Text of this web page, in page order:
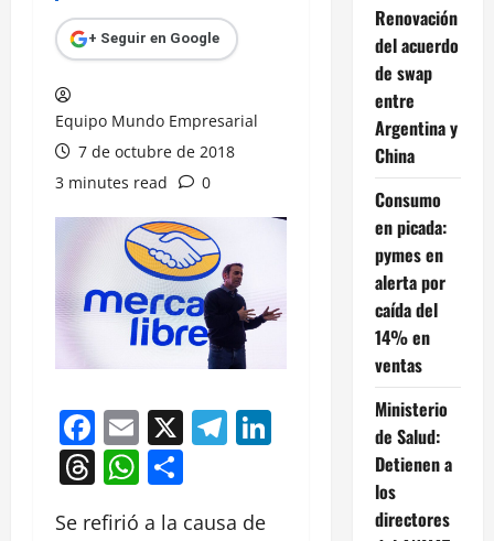
+ Seguir en Google
Equipo Mundo Empresarial
7 de octubre de 2018
3 minutes read
0
Facebook
Email
X Telegram
LinkedIn
Threads
WhatsApp
Se refirió a la causa de
Renovación
del acuerdo
de swap
entre
Argentina y
China
Consumo
en picada:
pymes en
alerta por
caída del
14% en
ventas
Ministerio
de Salud:
Detienen a
los
directores